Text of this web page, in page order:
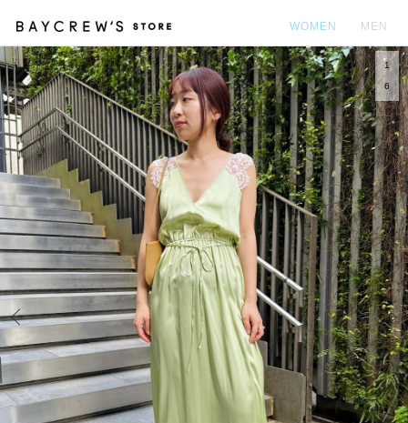
WOMEN MEN
1
6